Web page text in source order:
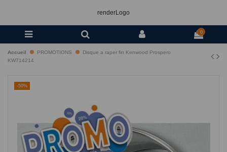
renderLogo
0
Accueil PROMOTIONS
Disque a raper fin Kenwood Prospero
KW714214
-50%